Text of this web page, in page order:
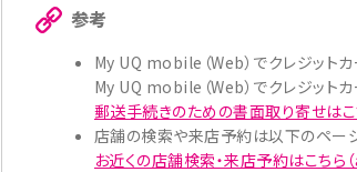
参考
My UQ mobile（Web）でクレジット
My UQ mobile（Web）でクレジット
郵送手続きのための書面取り寄せはこ
店舗の検索や来店予約は以下のペー
お近くの店舗検索・来店予約はこちら（